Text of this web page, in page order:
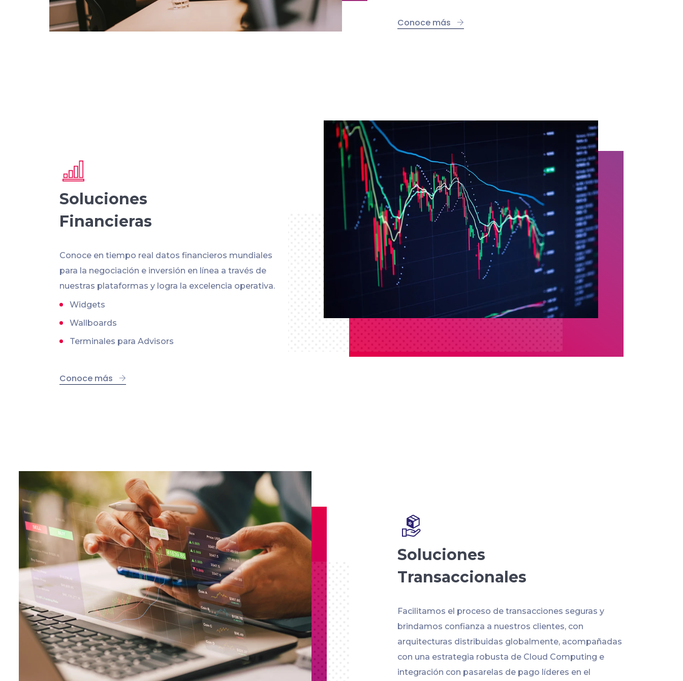
Conoce más
Soluciones
Financieras
Conoce en tiempo real datos financieros mundiales
para la negociación e inversión en línea a través de
nuestras plataformas y logra la excelencia operativa.
Widgets
Wallboards
Terminales para Advisors
Conoce más
Soluciones
Transaccionales
Facilitamos el proceso de transacciones seguras y
brindamos confianza a nuestros clientes, con
arquitecturas distribuidas globalmente, acompañadas
con una estrategia robusta de Cloud Computing e
integración con pasarelas de pago líderes en el